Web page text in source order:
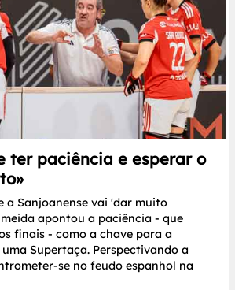
ter paciência e esperar o
a Sanjoanense vai 'dar muito
apontou a paciência - que
finais - como a chave para a
Supertaça. Perspectivando a
se no feudo espanhol na